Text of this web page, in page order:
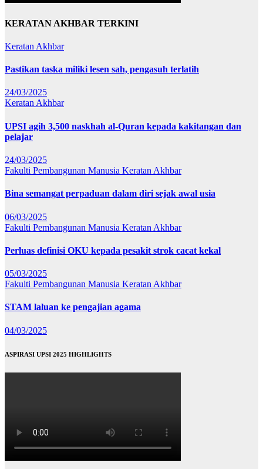
KERATAN AKHBAR TERKINI
Keratan Akhbar
Pastikan taska miliki lesen sah, pengasuh terlatih
24/03/2025
Keratan Akhbar
UPSI agih 3,500 naskhah al-Quran kepada kakitangan dan
pelajar
24/03/2025
Fakulti Pembangunan Manusia Keratan Akhbar
Bina semangat perpaduan dalam diri sejak awal usia
06/03/2025
Fakulti Pembangunan Manusia Keratan Akhbar
Perluas definisi OKU kepada pesakit strok cacat kekal
05/03/2025
Fakulti Pembangunan Manusia Keratan Akhbar
STAM laluan ke pengajian agama
04/03/2025
ASPIRASI UPSI 2025 HIGHLIGHTS